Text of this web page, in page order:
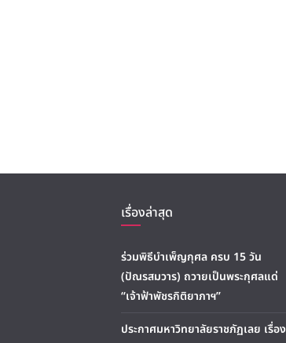
เรื่องล่าสุด
ร่วมพิธีบำเพ็ญกุศล ครบ 15 วัน
(ปัณรสมวาร) ถวายเป็นพระกุศลแด่
“เจ้าฟ้าพัชรกิติยาภาฯ”
ประกาศมหาวิทยาลัยราชภัฏเลย เรื่อง